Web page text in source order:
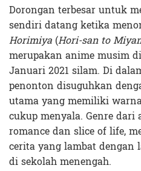
Dorongan terbesar untuk
sendiri datang ketika
Horimiya (Hori-san to
merupakan anime musim
Januari 2021 silam. Di
penonton disuguhkan
utama yang memiliki
cukup menyala. Genre
romance dan slice of life,
cerita yang lambat dengan
di sekolah menengah.